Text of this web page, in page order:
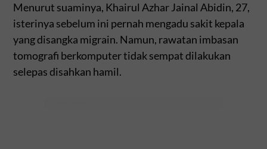
Menurut suaminya, Khairul Azhar Jainal Abidin, 27,
isterinya sebelum ini pernah mengadu sakit kepala
yang disangka migrain. Namun, rawatan imbasan
tomografi berkomputer tidak sempat dilakukan
selepas disahkan hamil.